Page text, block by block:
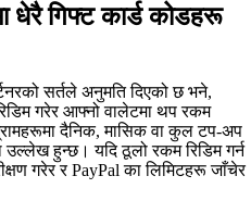
धेरै गिफ्ट कार्ड कोडहरू
सर्तले अनुमति दिएको छ भने,
गरेर आफ्नो वालेटमा थप रकम
दैनिक, मासिक वा कुल टप‑अप
हुन्छ। यदि ठूलो रकम रिडिम गर्न
गरेर र PayPal का लिमिटहरू जाँचेर